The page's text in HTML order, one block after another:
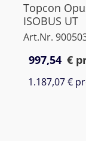
Topcon
ISOBUS UT
Art.Nr.
997,54 €
1.187,07 €